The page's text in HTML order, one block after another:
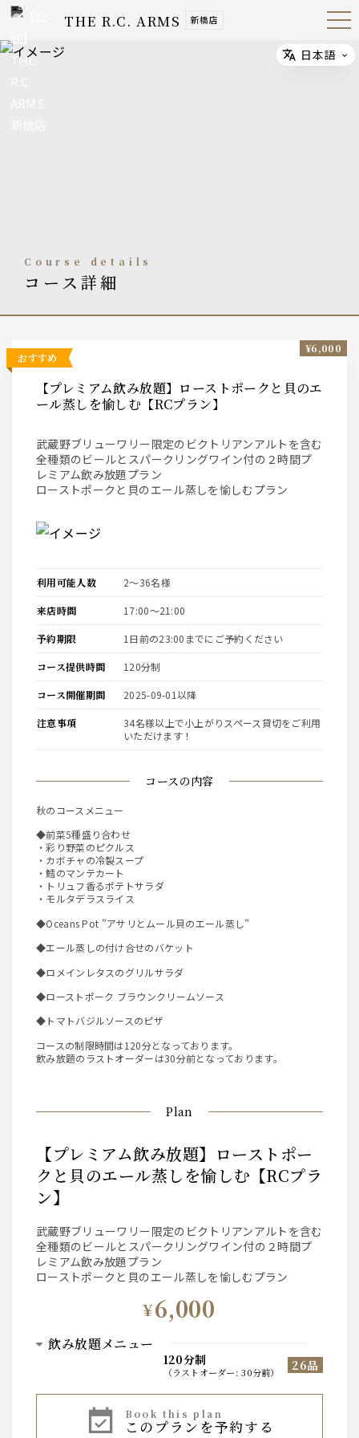
THE R.C. ARMS 新橋店 Open
Navig
course details
コース詳細
おすすめ
【プレミアム飲み放題】ローストポークと貝のエ
ール蒸しを愉しむ【RCプラン】
武蔵野ブリューワリー限定のビクトリアンアルトを含む
全種類のビールとスパークリングワイン付の２時間プ
レミアム飲み放題プラン
ローストポークと貝のエール蒸しを愉しむプラン
¥6,000
コースの内容
秋のコースメニュー
◆前菜5種盛り合わせ
・彩り野菜のピクルス
・カボチャの冷製スープ
・鱈のマンテカート
・トリュフ香るポテトサラダ
・モルタデラスライス
◆Oceans Pot ”アサリとムール貝のエール蒸し”
◆エール蒸しの付け合せのバケット
◆ロメインレタスのグリルサラダ
◆ローストポーク ブラウンクリームソース
◆トマトバジルソースのピザ
コースの制限時間は120分となっております。
飲み放題のラストオーダーは30分前となっております。
利用可能人数 2〜36名様
来店時間 17:00〜21:00
予約期限 1日前の23:00までにご予約ください
コース提供時間 120分制
コース開催期間 2025-09-01以降
注意事項
34名様以上で小上がりスペース貸切をご利用
いただけます！
Plan
【プレミアム飲み放題】ローストポー
クと貝のエール蒸しを愉しむ【RCプラ
ン】
武蔵野ブリューワリー限定のビクトリアンアルトを含む
全種類のビールとスパークリングワイン付の２時間プ
レミアム飲み放題プラン
ローストポークと貝のエール蒸しを愉しむプラン
¥6,000
飲み放題メニュー
120分制
（ ラストオーダー:30分前） 26品
ビクトリアンアルト、ザ・プレミアム・モルツ、ハーフ＆
book this plan
このプランを予約する
Select
日本語